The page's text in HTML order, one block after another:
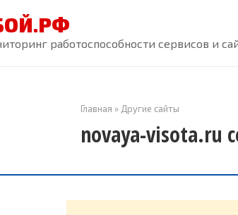
работоспособности сервисов и
Главная » Другие сайты
novaya-visota.ru